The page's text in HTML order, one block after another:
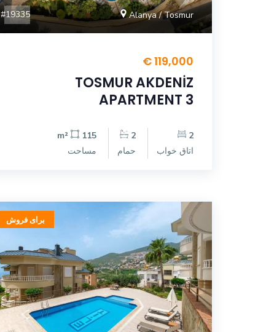
Alanya / Tosmur
#19335
119,000 €
TOSMUR AKDENİZ
APARTMENT 3
2
اتاق خواب
2
حمام
115 m²
مساحت
برای فروش